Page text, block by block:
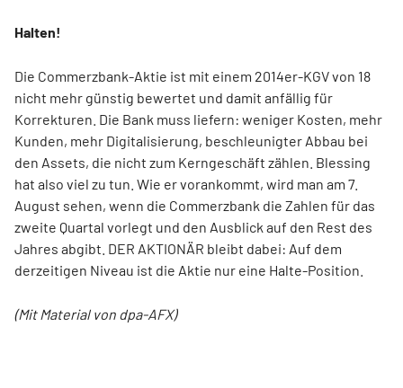
Halten!
Die Commerzbank-Aktie ist mit einem 2014er-KGV von 18
nicht mehr günstig bewertet und damit anfällig für
Korrekturen. Die Bank muss liefern: weniger Kosten, mehr
Kunden, mehr Digitalisierung, beschleunigter Abbau bei
den Assets, die nicht zum Kerngeschäft zählen. Blessing
hat also viel zu tun. Wie er vorankommt, wird man am 7.
August sehen, wenn die Commerzbank die Zahlen für das
zweite Quartal vorlegt und den Ausblick auf den Rest des
Jahres abgibt. DER AKTIONÄR bleibt dabei: Auf dem
derzeitigen Niveau ist die Aktie nur eine Halte-Position.
(Mit Material von dpa-AFX)